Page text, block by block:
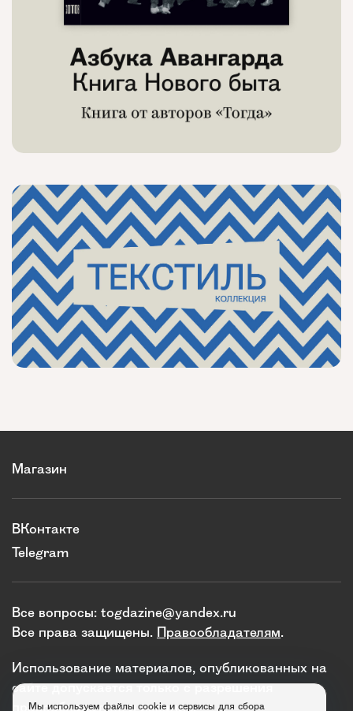
Магазин
ВКонтакте
Telegram
Все вопросы: togdazine@yandex.ru
Все права защищены. Правообладателям.
Использование материалов, опубликованных на
сайте допускается только с разрешения
правообладателя и издания.
Мы используем файлы cookie и сервисы для сбора